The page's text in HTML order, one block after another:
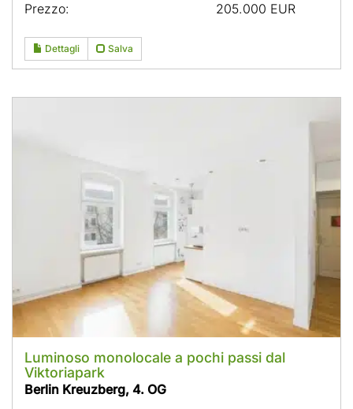
Prezzo:
205.000 EUR
Dettagli Salva
Luminoso monolocale a pochi passi dal
Viktoriapark
Berlin Kreuzberg, 4. OG